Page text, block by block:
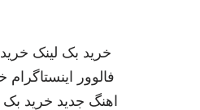
خرید بک لینک
فالوور اینستاگرام
اهنگ جدید خرید بک